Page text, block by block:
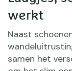
werkt
Naast
samen het